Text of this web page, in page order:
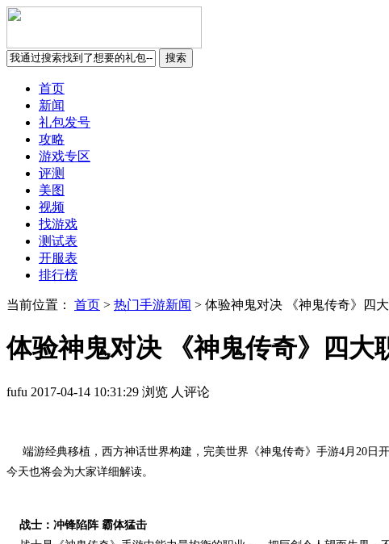
首页
新闻
礼包发号
攻略
游戏专区
评测
美图
视频
找游戏
测试表
开服表
排行榜
当前位置： 首页 > 热门手游新闻 > 体验神鬼对决 《神鬼传奇》四
体验神鬼对决 《神鬼传奇》四大
fufu 2017-04-14 10:31:29 浏览 人评论
端游经典移植，西方神话世界构建，完美世界《神鬼传奇》手游4月20日
今天也将会为大家详细解读。
战士：冲锋陷阵 霸体猛击